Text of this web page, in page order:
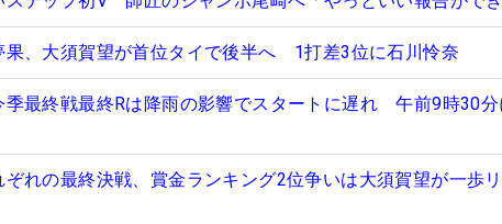
果、大須賀望が首位タイで後半へ 1打差3位に石川怜奈
季最終戦最終Rは降雨の影響でスタートに遅れ 午前9時30
ぞれの最終決戦、賞金ランキング2位争いは大須賀望が一歩